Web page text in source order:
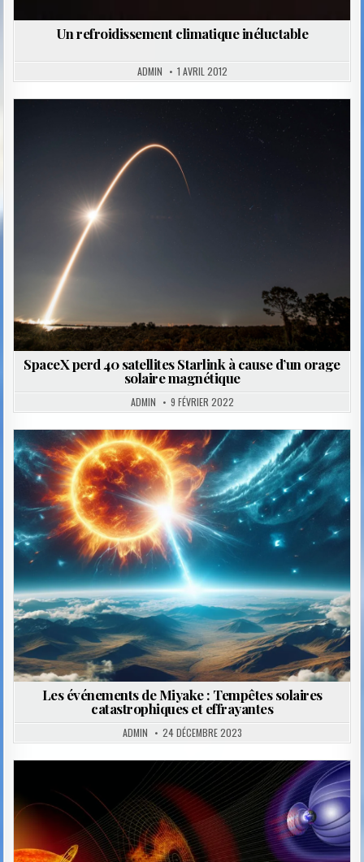
Un refroidissement climatique inéluctable
ADMIN 1 AVRIL 2012
Posted
in
SpaceX perd 40 satellites Starlink à cause d’un orage
solaire magnétique
ADMIN 9 FÉVRIER 2022
Posted
in
Les événements de Miyake : Tempêtes solaires
catastrophiques et effrayantes
ADMIN 24 DÉCEMBRE 2023
Posted
in